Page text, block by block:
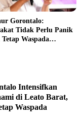
Gorontalo:
Tidak Perlu Panik
Waspada
Intensifkan
di Leato Barat,
Waspada